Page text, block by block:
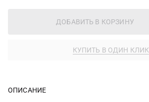
ДОБАВИТЬ В КОРЗИНУ
КУПИТЬ В ОДИН КЛИК
ОПИСАНИЕ